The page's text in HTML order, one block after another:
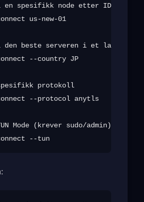
spesifikk node etter ID
us-new-01
beste serveren i et land
--country JP
protokoll
--protocol anytls
Mode (krever sudo/admin)